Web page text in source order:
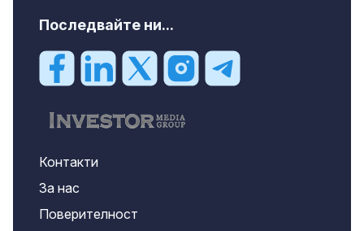
Последвайте ни...
Контакти
За нас
Поверителност